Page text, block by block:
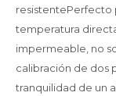
resistentePerfecto
temperatura
impermeable, no
calibración de dos
tranquilidad de un